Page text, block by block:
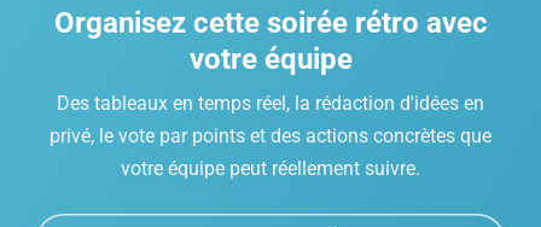
Organisez cette soirée rétro avec
votre équipe
Des tableaux en temps réel, la rédaction d'idées en
privé, le vote par points et des actions concrètes que
votre équipe peut réellement suivre.